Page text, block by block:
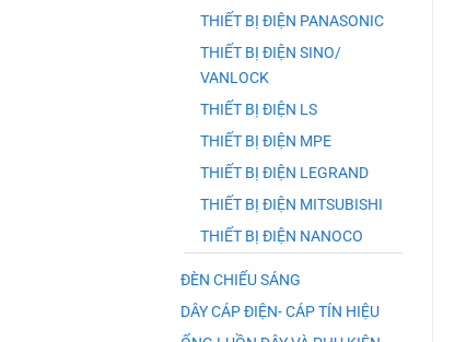
THIẾT BỊ ĐIỆN PANASONIC
THIẾT BỊ ĐIỆN SINO/
VANLOCK
THIẾT BỊ ĐIỆN LS
THIẾT BỊ ĐIỆN MPE
THIẾT BỊ ĐIỆN LEGRAND
THIẾT BỊ ĐIỆN MITSUBISHI
THIẾT BỊ ĐIỆN NANOCO
ĐÈN CHIẾU SÁNG
DÂY CÁP ĐIỆN- CÁP TÍN HIỆU